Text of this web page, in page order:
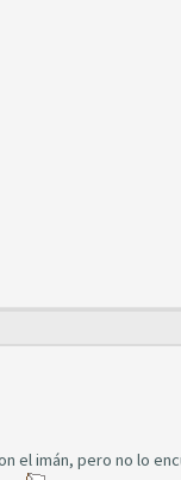
el imán, pero no lo